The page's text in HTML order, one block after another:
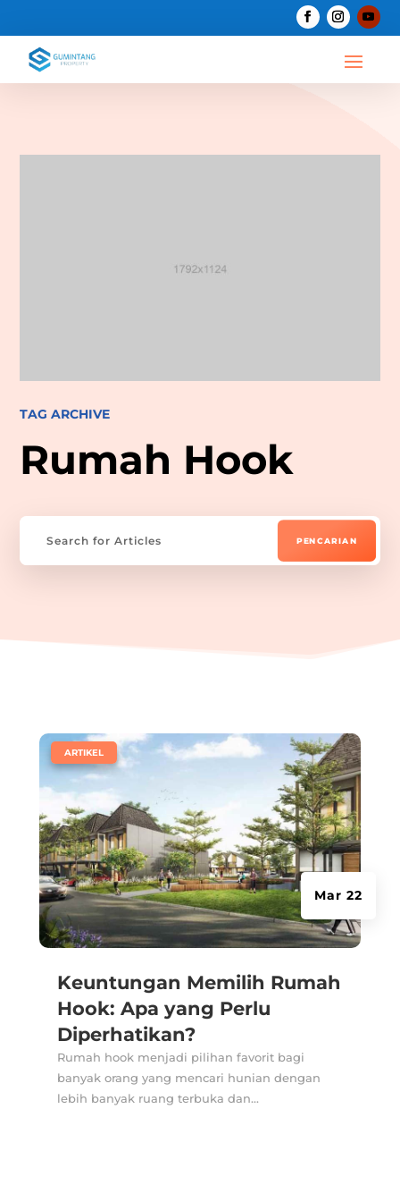
TAG ARCHIVE
Rumah Hook
Keuntungan Memilih Rumah
Hook: Apa yang Perlu
Diperhatikan?
Mar 22
ARTIKEL
Rumah hook menjadi pilihan favorit bagi
banyak orang yang mencari hunian dengan
lebih banyak ruang terbuka dan...